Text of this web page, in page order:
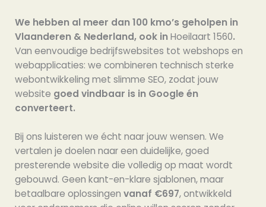
We hebben al meer dan 100 kmo’s geholpen in
Vlaanderen & Nederland, ook inHoeilaart 1560.
Van eenvoudige bedrijfswebsites tot webshops en
webapplicaties: we combineren technisch sterke
webontwikkeling met slimme SEO, zodat jouw
website goed vindbaar is in Google én
converteert.
Bij ons luisteren we écht naar jouw wensen. We
vertalen je doelen naar een duidelijke, goed
presterende website die volledig op maat wordt
gebouwd. Geen kant-en-klare sjablonen, maar
betaalbare oplossingen vanaf €697, ontwikkeld